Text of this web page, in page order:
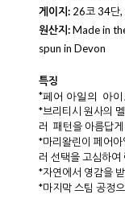
게이지: 26코 34단
원산지:Made in
spun in Devon
특징
*페어 아일의 아
*브리티시 원사의
러 패턴을 아름답게
*마리왈린이 페어
러 선택을 고심하여
*자연에서 영감을
*마지막 스팀 공정